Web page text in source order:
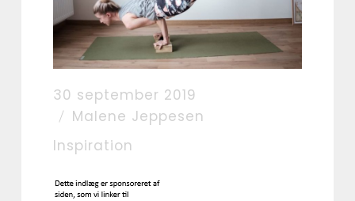
30 september 2019
Malene Jeppesen
Inspiration